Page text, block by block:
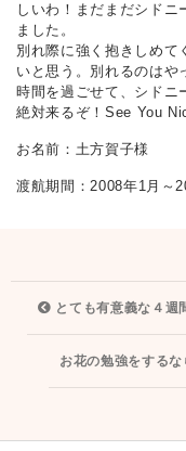
しいわ！まだまだシド
ました。
別れ際に強く抱きしめて
いと思う。別れるのはや
時間を過ごせて、シドニ
絶対来るぞ！See You
お名前：土方賀子様
渡航期間：2008年1月～
とても有意義な４週
お花の勉強をする